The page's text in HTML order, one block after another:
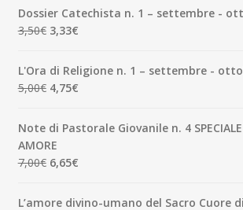
Dossier Catechista n. 1 – settembre -
3,50€ Il
originale
era:
3,50€.
3,33€Il
attuale
è:
L'Ora di Religione n. 1 – settembre -
5,00€ Il
originale
era:
5,00€.
4,75€Il
attuale
4,75€.
Note di Pastorale Giovanile n. 4 SPECIALE
AMORE
7,00€ Il
originale
6,65€Il
attuale
L’amore divino-umano del Sacro Cuore